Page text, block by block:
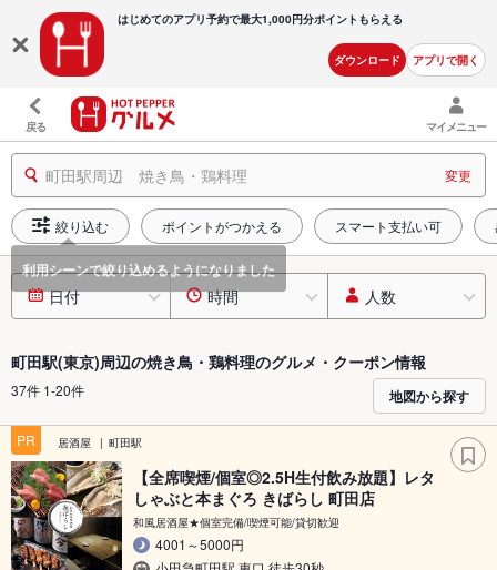
はじめてのアプリ予約で最大1,000円分ポイントもらえる
ダウンロード アプリで開く
戻る マイメニュー
町田駅周辺 焼き鳥・鶏料理 変更
絞り込む ポイントがつかえる スマート支払い可
日付 時間 人数
町田駅(東京)周辺の焼き鳥・鶏料理のグルメ・クーポン情報
37件 1-20件 地図から探す
PR 居酒屋 町田駅
【全席喫煙/個室◎2.5H生付飲み放題】レタ
しゃぶと本まぐろ きばらし 町田店
和風居酒屋★個室完備/喫煙可能/貸切歓迎
4001～5000円